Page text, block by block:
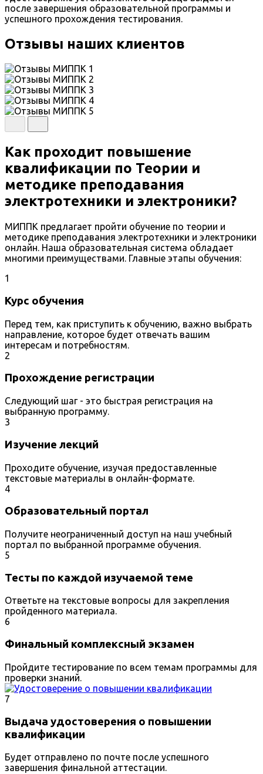
после завершения образовательной программы и
успешного прохождения тестирования.
Отзывы наших клиентов
Как проходит повышение
квалификации по Теории и
методике преподавания
электротехники и электроники?
МИППК предлагает пройти обучение по теории и
методике преподавания электротехники и электроники
онлайн. Наша образовательная система обладает
многими преимуществами. Главные этапы обучения:
1
Курс обучения
Перед тем, как приступить к обучению, важно выбрать
направление, которое будет отвечать вашим
интересам и потребностям.
2
Прохождение регистрации
Следующий шаг - это быстрая регистрация на
выбранную программу.
3
Изучение лекций
Проходите обучение, изучая предоставленные
текстовые материалы в онлайн-формате.
4
Образовательный портал
Получите неограниченный доступ на наш учебный
портал по выбранной программе обучения.
5
Тесты по каждой изучаемой теме
Ответьте на текстовые вопросы для закрепления
пройденного материала.
6
Финальный комплексный экзамен
Пройдите тестирование по всем темам программы для
проверки знаний.
7
Выдача удостоверения о повышении
квалификации
Будет отправлено по почте после успешного
завершения финальной аттестации.